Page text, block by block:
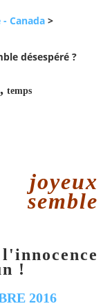
Canada >
désespéré ?
, temps
joyeux
!
2016